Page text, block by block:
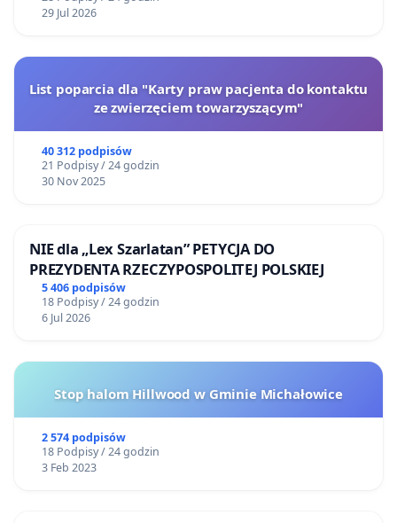
29 Jul 2026
List poparcia dla "Karty praw pacjenta do kontaktu
ze zwierzęciem towarzyszącym"
40 312 podpisów
21 Podpisy / 24 godzin
30 Nov 2025
NIE dla „Lex Szarlatan” PETYCJA DO
PREZYDENTA RZECZYPOSPOLITEJ POLSKIEJ
5 406 podpisów
18 Podpisy / 24 godzin
6 Jul 2026
Stop halom Hillwood w Gminie Michałowice
2 574 podpisów
18 Podpisy / 24 godzin
3 Feb 2023